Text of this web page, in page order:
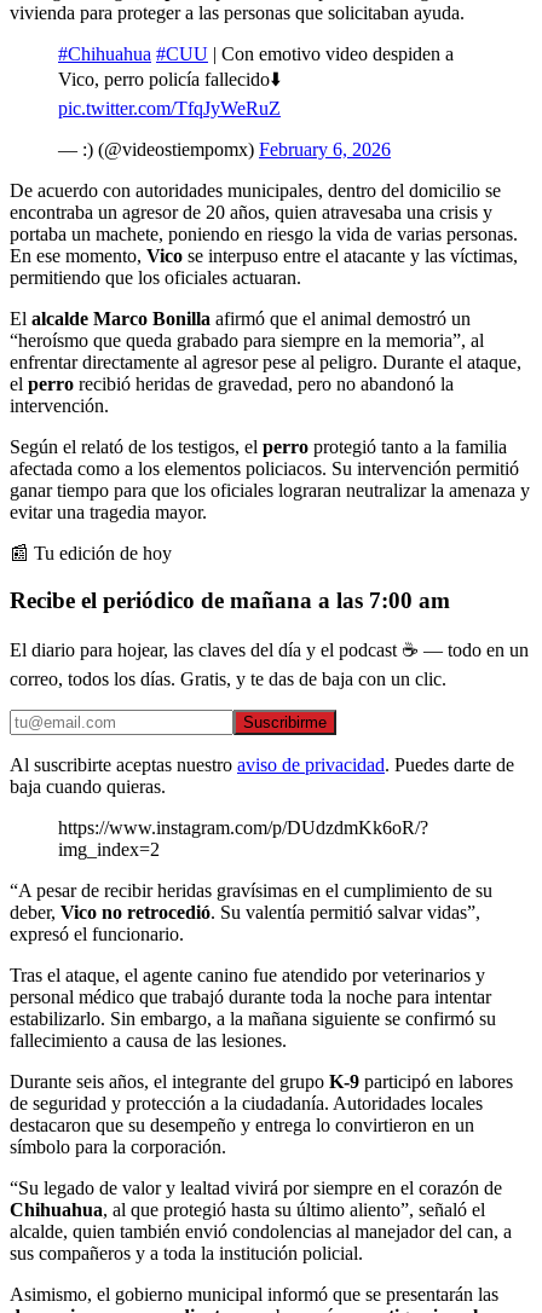
vivienda para proteger a las personas que solicitaban ayuda.
#Chihuahua #CUU | Con emotivo video despiden a
Vico, perro policía fallecido⬇️
pic.twitter.com/TfqJyWeRuZ
— :) (@videostiempomx) February 6, 2026
De acuerdo con autoridades municipales, dentro del domicilio se
encontraba un agresor de 20 años, quien atravesaba una crisis y
portaba un machete, poniendo en riesgo la vida de varias personas.
En ese momento, Vico se interpuso entre el atacante y las víctimas,
permitiendo que los oficiales actuaran.
El alcalde Marco Bonilla afirmó que el animal demostró un
“heroísmo que queda grabado para siempre en la memoria”, al
enfrentar directamente al agresor pese al peligro. Durante el ataque,
el perro recibió heridas de gravedad, pero no abandonó la
intervención.
Según el relató de los testigos, el perro protegió tanto a la familia
afectada como a los elementos policiacos. Su intervención permitió
ganar tiempo para que los oficiales lograran neutralizar la amenaza y
evitar una tragedia mayor.
📰 Tu edición de hoy
Recibe el periódico de mañana a las 7:00 am
El diario para hojear, las claves del día y el podcast ☕ — todo en un
correo, todos los días. Gratis, y te das de baja con un clic.
Suscribirme
Al suscribirte aceptas nuestro aviso de privacidad. Puedes darte de
baja cuando quieras.
https://www.instagram.com/p/DUdzdmKk6oR/?
img_index=2
“A pesar de recibir heridas gravísimas en el cumplimiento de su
deber, Vico no retrocedió. Su valentía permitió salvar vidas”,
expresó el funcionario.
Tras el ataque, el agente canino fue atendido por veterinarios y
personal médico que trabajó durante toda la noche para intentar
estabilizarlo. Sin embargo, a la mañana siguiente se confirmó su
fallecimiento a causa de las lesiones.
Durante seis años, el integrante del grupo K-9 participó en labores
de seguridad y protección a la ciudadanía. Autoridades locales
destacaron que su desempeño y entrega lo convirtieron en un
símbolo para la corporación.
“Su legado de valor y lealtad vivirá por siempre en el corazón de
Chihuahua, al que protegió hasta su último aliento”, señaló el
alcalde, quien también envió condolencias al manejador del can, a
sus compañeros y a toda la institución policial.
Asimismo, el gobierno municipal informó que se presentarán las